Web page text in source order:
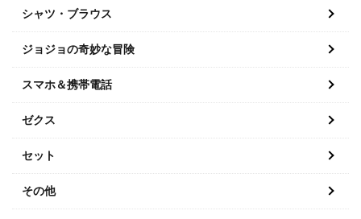
シャツ・ブラウス
ジョジョの奇妙な冒険
スマホ＆携帯電話
ゼクス
セット
その他